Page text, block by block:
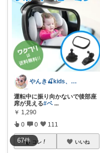
67件
やんき🍒kids、便利グッズ
運転中に振り向かないで後部座
席が見える#ベ ...
￥ 1,290
0 0 111
コレ いいね